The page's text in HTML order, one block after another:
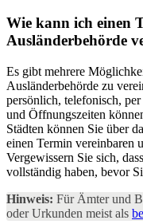
Wie kann ich einen
Ausländerbehörde
Es gibt mehrere
Ausländerbehörde zu
persönlich, telefonisch,
und Öffnungszeiten
Städten können Sie über
einen Termin vereinbaren
Vergewissern Sie sich,
vollständig haben, bevor
Hinweis: Für Ämter und
oder Urkunden meist als